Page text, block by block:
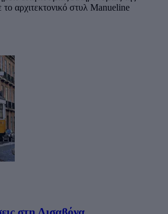
αρχιτεκτονικό στυλ Manueline